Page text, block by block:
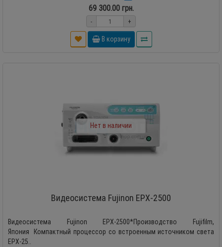
69 300.00 грн.
- +
В корзину
Нет в наличии
Видеосистема Fujinon EPX-2500
Видеосистема Fujinon EPX-2500*Производство Fujifilm,
Япония Компактный процессор со встроенным источником света
EPX-25..